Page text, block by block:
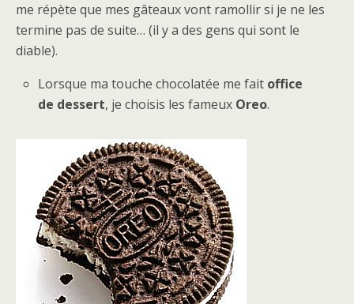
me répète que mes gâteaux vont ramollir si je ne les
termine pas de suite… (il y a des gens qui sont le
diable).
Lorsque ma touche chocolatée me fait office
de dessert, je choisis les fameux Oreo.